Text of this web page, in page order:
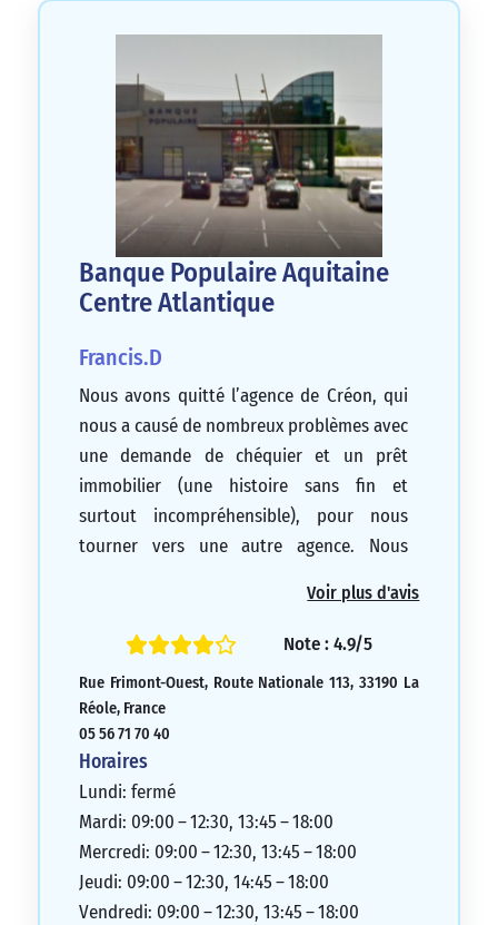
Banque Populaire Aquitaine
Centre Atlantique
Francis.D
Nous avons quitté l’agence de Créon, qui
nous a causé de nombreux problèmes avec
une demande de chéquier et un prêt
immobilier (une histoire sans fin et
surtout incompréhensible), pour nous
tourner vers une autre agence. Nous
après avoir transféré tous nos comptes.
Nous avons été accueillis par Mme
accueil, qui était à l’écoute, de bon conseil,
réactive et prête à répondre à toutes nos
attentes. Elle est très efficace dans
l’action/réaction en cas de
dysfonctionnement sur notre tableau
d’amortissement, qui a été réglé en 48
heures. Nous recommandons vivement
cette excellente agence.
Voir plus d'avis
Note : 4.9/5
Rue Frimont-Ouest, Route Nationale 113, 33190 La
Réole, France
05 56 71 70 40
Horaires
Lundi: fermé
Mardi: 09:00 – 12:30, 13:45 – 18:00
Mercredi: 09:00 – 12:30, 13:45 – 18:00
Jeudi: 09:00 – 12:30, 14:45 – 18:00
Vendredi: 09:00 – 12:30, 13:45 – 18:00